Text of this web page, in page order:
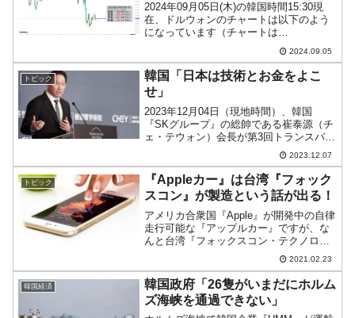
2024年09月05日(木)の韓国時間15:30現
在、ドルウォンのチャートは以下のよう
になっています（チャートは
『Investing.com』より引用）。まあ、上
が重いです。上下に削られてコマ足にな
りました。現在のところ「1ドル＝
1,335...
2024.09.05
トピック
韓国「日本は技術とお金をよこ
せ」
2023年12月04日（現地時間）、韓国
『SKグループ』の総帥である崔泰源（チ
ェ・テウォン）会長が第3回トランスパシ
フィックダイアログ（Trans-Pacific
Dialogue 2023）で面白いことを言いまし
た。「日韓経済協力体はEU...
2023.12.07
トピック
『Appleカー』は台湾『フォック
スコン』が製造という話が出る！
アメリカ合衆国『Apple』が開発中の自律
走行可能な『アップルカー』ですが、な
んと台湾『フォックスコン・テクノロジ
ー・グループ』（Foxconn Technology
Group：鴻海科技集団）が製造するので
はないか、という話が出ています。...
2021.02.23
韓国経済
韓国政府「26隻がいまだにホルム
ズ海峡を通過できない」